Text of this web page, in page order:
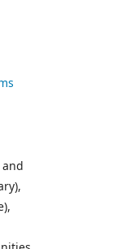
and